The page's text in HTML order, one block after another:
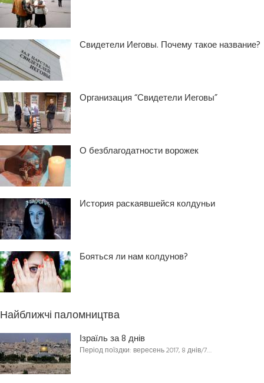
Свидетели Иеговы. Почему такое название?
Организация “Свидетели Иеговы”
О безблагодатности ворожек
История раскаявшейся колдуньи
Бояться ли нам колдунов?
Найближчі паломництва
Ізраїль за 8 днів
Період поїздки: вересень 2017, 8 днів/7…